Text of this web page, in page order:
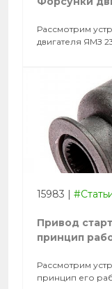
Рассмотрим
двигателя ЯМЗ
15983 |
Привод
принцип
Рассмотрим
принцип его